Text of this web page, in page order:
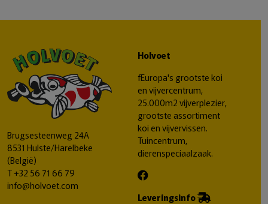
Brugsesteenweg 24A
8531 Hulste/Harelbeke
(België)
T+32 56 71 66 79
info@holvoet.com
Holvoet
fEuropa's grootste koi
en vijvercentrum,
25.000m2 vijverplezier,
grootste assortiment
koi en vijvervissen.
Tuincentrum,
dierenspeciaalzaak.
Leveringsinfo